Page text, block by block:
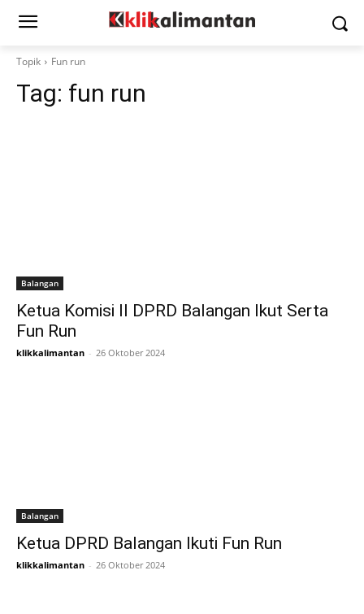
Topik Fun run
Tag: fun run
Balangan
Ketua Komisi II DPRD Balangan Ikut Serta
Fun Run
klikkalimantan - 26 Oktober 2024
Balangan
Ketua DPRD Balangan Ikuti Fun Run
klikkalimantan - 26 Oktober 2024